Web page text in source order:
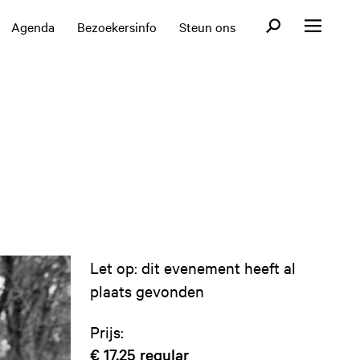
Agenda Bezoekersinfo Steun ons OpenOpen menu
Let op: dit evenement heeft al
plaats gevonden
Prijs:
€ 17,25 regular